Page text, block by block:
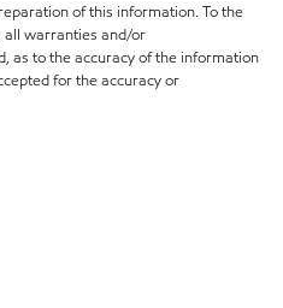
of this information. To the
all warranties and/or
as to the accuracy of the information
for the accuracy or